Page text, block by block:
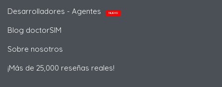
Desarrolladores - Agentes
NUEVO
Blog doctorSIM
Sobre nosotros
¡Más de 25,000 reseñas reales!